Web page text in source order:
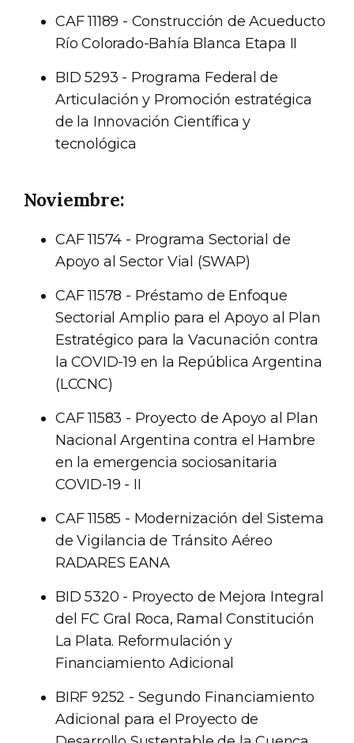
CAF 11189 - Construcción de Acueducto
Río Colorado-Bahía Blanca Etapa II
BID 5293 - Programa Federal de
Articulación y Promoción estratégica
de la Innovación Científica y
tecnológica
Noviembre:
CAF 11574 - Programa Sectorial de
Apoyo al Sector Vial (SWAP)
CAF 11578 - Préstamo de Enfoque
Sectorial Amplio para el Apoyo al Plan
Estratégico para la Vacunación contra
la COVID-19 en la República Argentina
(LCCNC)
CAF 11583 - Proyecto de Apoyo al Plan
Nacional Argentina contra el Hambre
en la emergencia sociosanitaria
COVID-19 - II
CAF 11585 - Modernización del Sistema
de Vigilancia de Tránsito Aéreo
RADARES EANA
BID 5320 - Proyecto de Mejora Integral
del FC Gral Roca, Ramal Constitución
La Plata. Reformulación y
Financiamiento Adicional
BIRF 9252 - Segundo Financiamiento
Adicional para el Proyecto de